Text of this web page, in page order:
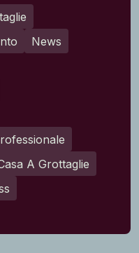
News
A Grottaglie